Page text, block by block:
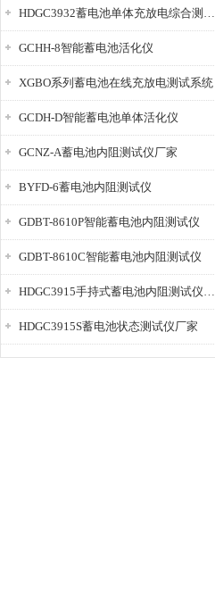
HDGC3932蓄电池单体充放电综合测试仪
GCHH-8智能蓄电池活化仪
XGBO系列蓄电池在线充放电测试系统
GCDH-D智能蓄电池单体活化仪
GCNZ-A蓄电池内阻测试仪厂家
BYFD-6蓄电池内阻测试仪
GDBT-8610P智能蓄电池内阻测试仪
GDBT-8610C智能蓄电池内阻测试仪
HDGC3915手持式蓄电池内阻测试仪厂家
HDGC3915S蓄电池状态测试仪厂家